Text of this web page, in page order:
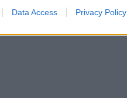
Data Access Privacy Policy